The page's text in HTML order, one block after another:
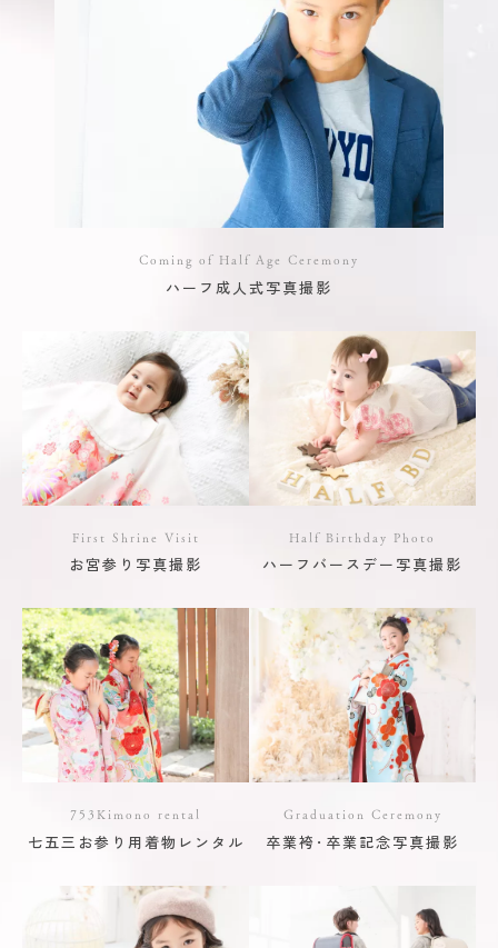
Coming of Half Age Ceremony
ハーフ成人式写真撮影
First Shrine Visit
お宮参り写真撮影
Half Birthday Photo
ハーフバースデー写真撮影
753Kimono rental
七五三お参り用着物レンタル
Graduation Ceremony
卒業袴･卒業記念写真撮影